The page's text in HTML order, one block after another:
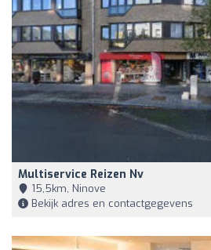
Multiservice Reizen Nv
15,5km, Ninove
Bekijk adres en contactgegevens